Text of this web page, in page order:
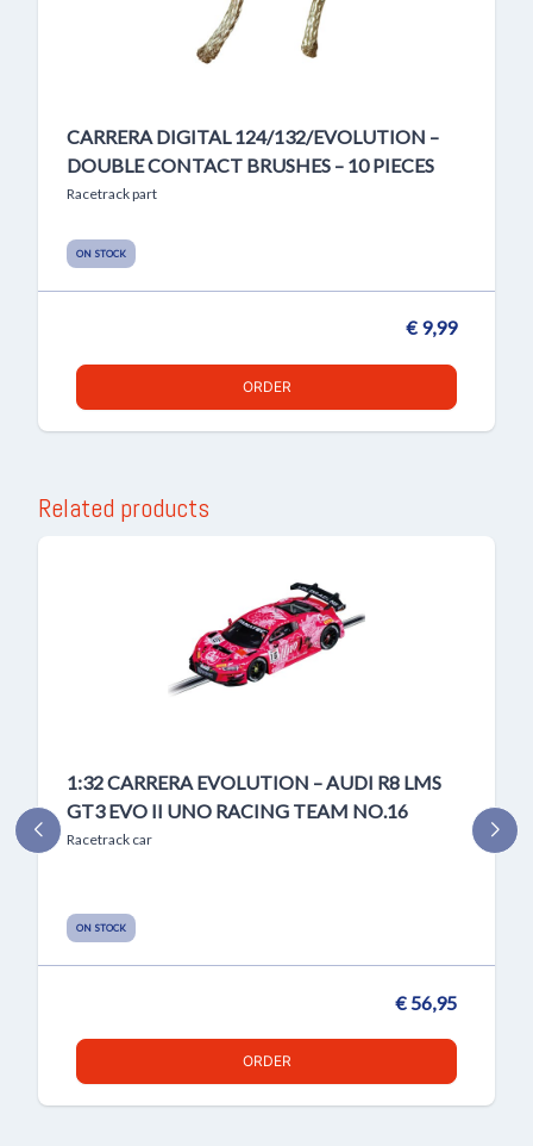
CARRERA DIGITAL 124/132/EVOLUTION –
DOUBLE CONTACT BRUSHES – 10 PIECES
Racetrack part
ON STOCK
€ 9,99
ORDER
Related products
1:32 CARRERA EVOLUTION – AUDI R8 LMS
GT3 EVO II UNO RACING TEAM NO.16
Racetrack car
ON STOCK
€ 56,95
ORDER